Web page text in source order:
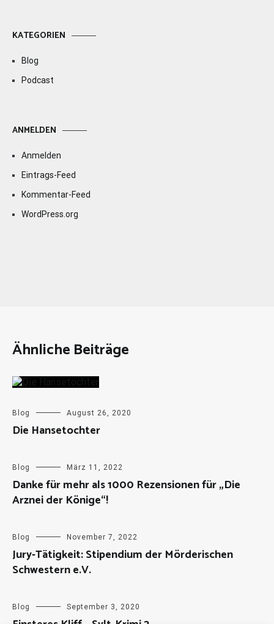
KATEGORIEN
Blog
Podcast
ANMELDEN
Anmelden
Eintrags-Feed
Kommentar-Feed
WordPress.org
Ähnliche Beiträge
Blog August 26, 2020
Die Hansetochter
Blog März 11, 2022
Danke für mehr als 1000 Rezensionen für „Die
Arznei der Könige“!
Blog November 7, 2022
Jury-Tätigkeit: Stipendium der Mörderischen
Schwestern e.V.
Blog September 3, 2020